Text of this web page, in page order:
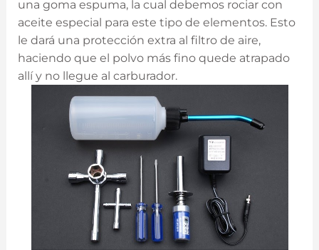
una goma espuma, la cual debemos rociar con
aceite especial para este tipo de elementos. Esto
le dará una protección extra al filtro de aire,
haciendo que el polvo más fino quede atrapado
allí y no llegue al carburador.